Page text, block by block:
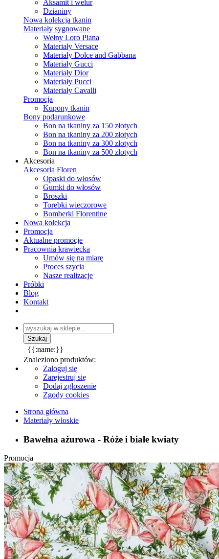
Aksamit i welur
Dzianiny
Nowa kolekcja tkanin
Materiały sygnowane
Wełny Loro Piana
Materiały Versace
Materiały Dolce and Gabbana
Materiały Gucci
Materiały Dior
Materiały Pucci
Materiały Cavalli
Promocja
Kupony tkanin
Bony podarunkowe
Bon na tkaniny za 150 złotych
Bon na tkaniny za 200 złotych
Bon na tkaniny za 300 złotych
Bon na tkaniny za 500 złotych
Akcesoria
Akcesoria Floren
Opaski do włosów
Gumki do włosów
Broszki
Torebki wieczorowe
Bomberki Florentine
Nowa kolekcja
Promocja
Aktualne promocje
Pracownia krawiecka
Umów się na miarę
Proces szycia
Nasze realizacje
Próbki
Blog
Kontakt
{{:name:}}
Znaleziono produktów:
Zaloguj się
Zarejestruj się
Dodaj zgłoszenie
Zgody cookies
Strona główna
Materiały włoskie
Bawełna ażurowa - Róże i białe kwiaty
Promocja